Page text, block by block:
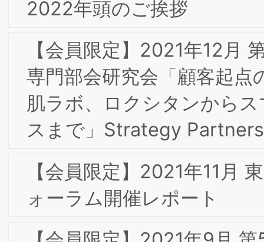
2016年9月 淡路島研修合宿の報告
2013年 新年のご挨拶
2012年10月 東京第2回フォーラムのお
2012年8月 特別研究会のご報告とお礼
2012年7月 定例研究会へのご出席のお礼
2012年6月 東京第1回フォーラムへのお
礼とお願い
2012年4月 キックオフ・フォーラムへ
ご出席のお礼とお願い